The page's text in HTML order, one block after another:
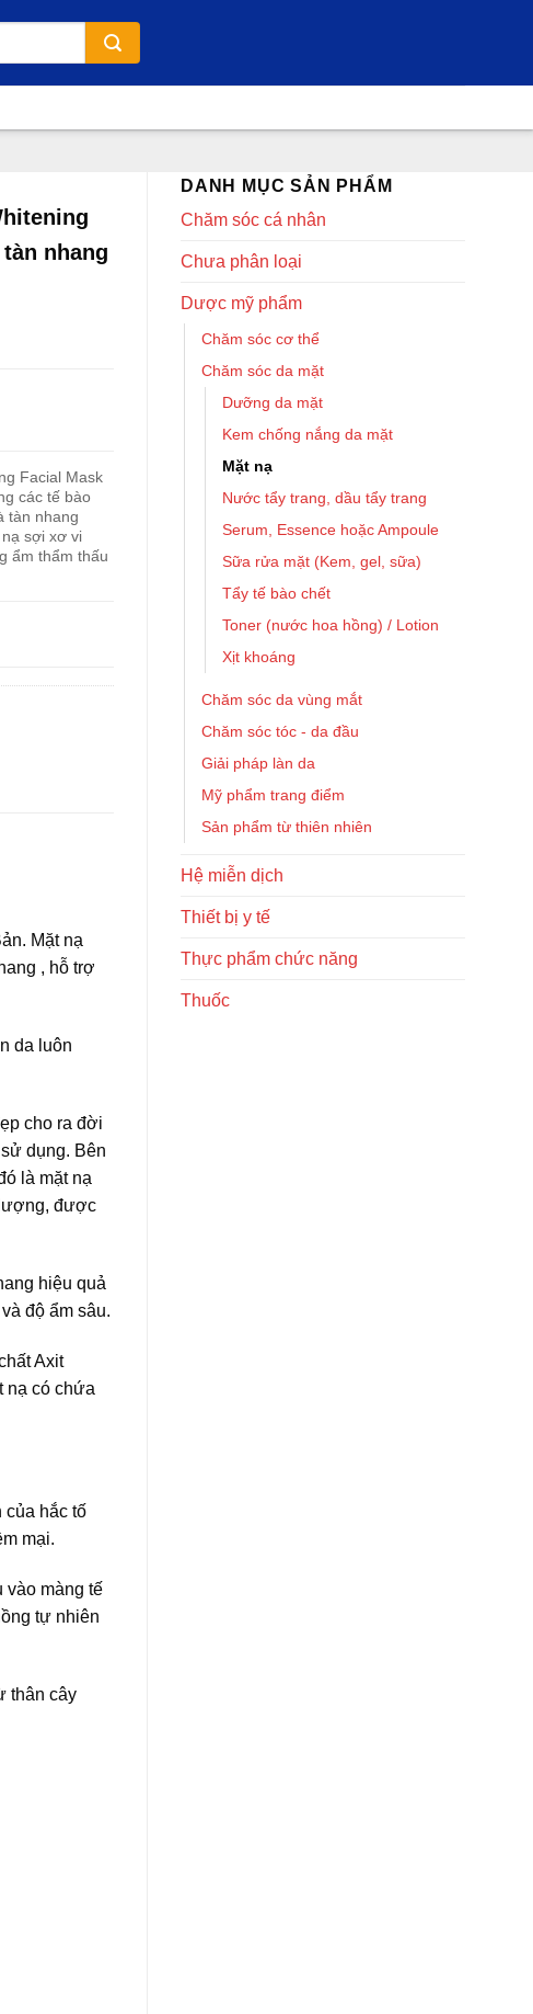
DANH MỤC SẢN PHẨM
Chăm sóc cá nhân
Chưa phân loại
Dược mỹ phẩm
Chăm sóc cơ thể
Chăm sóc da mặt
Dưỡng da mặt
Kem chống nắng da mặt
Mặt nạ
Nước tẩy trang, dầu tẩy trang
Serum, Essence hoặc Ampoule
Sữa rửa mặt (Kem, gel, sữa)
Tẩy tế bào chết
Toner (nước hoa hồng) / Lotion
Xịt khoáng
Chăm sóc da vùng mắt
Chăm sóc tóc - da đầu
Giải pháp làn da
Mỹ phẩm trang điểm
Sản phẩm từ thiên nhiên
Hệ miễn dịch
Thiết bị y tế
Thực phẩm chức năng
Thuốc
nhang
Facial Mask
các tế bào
tàn nhang
sợi xơ vi
ẩm thẩm thấu
Mặt nạ
, hỗ trợ
da luôn
cho ra đời
dụng. Bên
là mặt nạ
lượng, được
hiệu quả
độ ẩm sâu.
Axit
nạ có chứa
của hắc tố
mại.
vào màng tế
tự nhiên
thân cây